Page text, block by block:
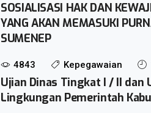
SOSIALISASI HAK DAN
YANG AKAN MEMASUKI
SUMENEP
4843 Kepegawaian
Ujian Dinas Tingkat I / II dan
Lingkungan Pemerintah